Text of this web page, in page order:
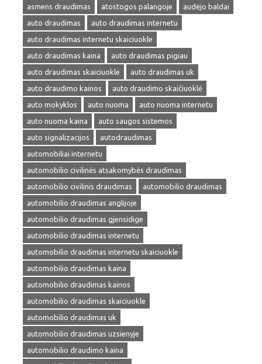
asmens draudimas
atostogos palangoje
audėjo baldai
auto draudimas
auto draudimas internetu
auto draudimas internetu skaiciuokle
auto draudimas kaina
auto draudimas pigiau
auto draudimas skaiciuokle
auto draudimas uk
auto draudimo kainos
auto draudimo skaičiuoklė
auto mokyklos
auto nuoma
auto nuoma internetu
auto nuoma kaina
auto saugos sistemos
auto signalizacijos
autodraudimas
automobiliai internetu
automobilio civilinės atsakomybės draudimas
automobilio civilinis draudimas
automobilio draudimas
automobilio draudimas anglijoje
automobilio draudimas gjensidige
automobilio draudimas internetu
automobilio draudimas internetu skaiciuokle
automobilio draudimas kaina
automobilio draudimas kainos
automobilio draudimas skaiciuokle
automobilio draudimas uk
automobilio draudimas uzsienyje
automobilio draudimo kaina